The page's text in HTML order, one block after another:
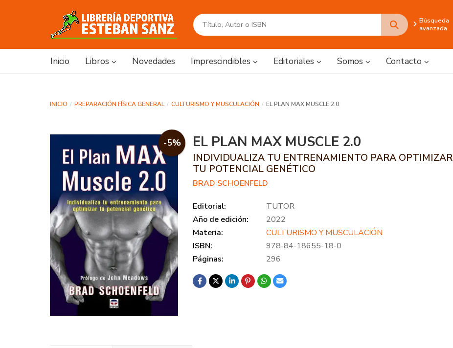
Búsqueda
avanzada
Inicio Libros Novedades Imprescindibles Editoriales Somos Contacto
INICIO PREPARACIÓN FÍSICA GENERAL CULTURISMO Y MUSCULACIÓN EL PLAN MAX MUSCLE 2.0
-5% EL PLAN MAX MUSCLE 2.0
INDIVIDUALIZA TU ENTRENAMIENTO PARA OPTIMIZAR
TU POTENCIAL GENÉTICO
BRAD SCHOENFELD
Editorial:
TUTOR
Año de edición:
2022
Materia:
CULTURISMO Y MUSCULACIÓN
ISBN:
978-84-18655-18-0
Páginas:
296